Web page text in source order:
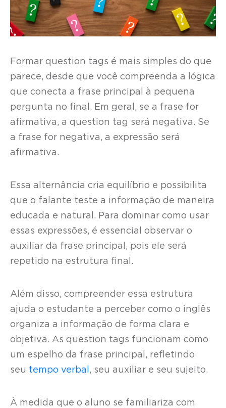
Formar question tags é mais simples do que
parece, desde que você compreenda a lógica
que conecta a frase principal à pequena
pergunta no final. Em geral, se a frase for
afirmativa, a question tag será negativa. Se
a frase for negativa, a expressão será
afirmativa.
Essa alternância cria equilíbrio e possibilita
que o falante teste a informação de maneira
educada e natural. Para dominar como usar
essas expressões, é essencial observar o
auxiliar da frase principal, pois ele será
repetido na estrutura final.
Além disso, compreender essa estrutura
ajuda o estudante a perceber como o inglês
organiza a informação de forma clara e
objetiva. As question tags funcionam como
um espelho da frase principal, refletindo
seu tempo verbal , seu auxiliar e seu sujeito.
À medida que o aluno se familiariza com